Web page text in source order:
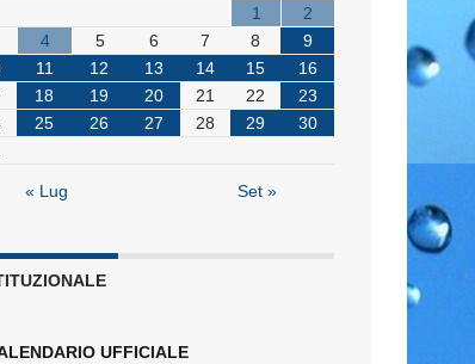
1
2
4 5 6 7 8
9
11 12 13 14 15
16
18 19 20 21 22
23
25 26 27 28 29
30
« Lug Set »
UFFICIALE